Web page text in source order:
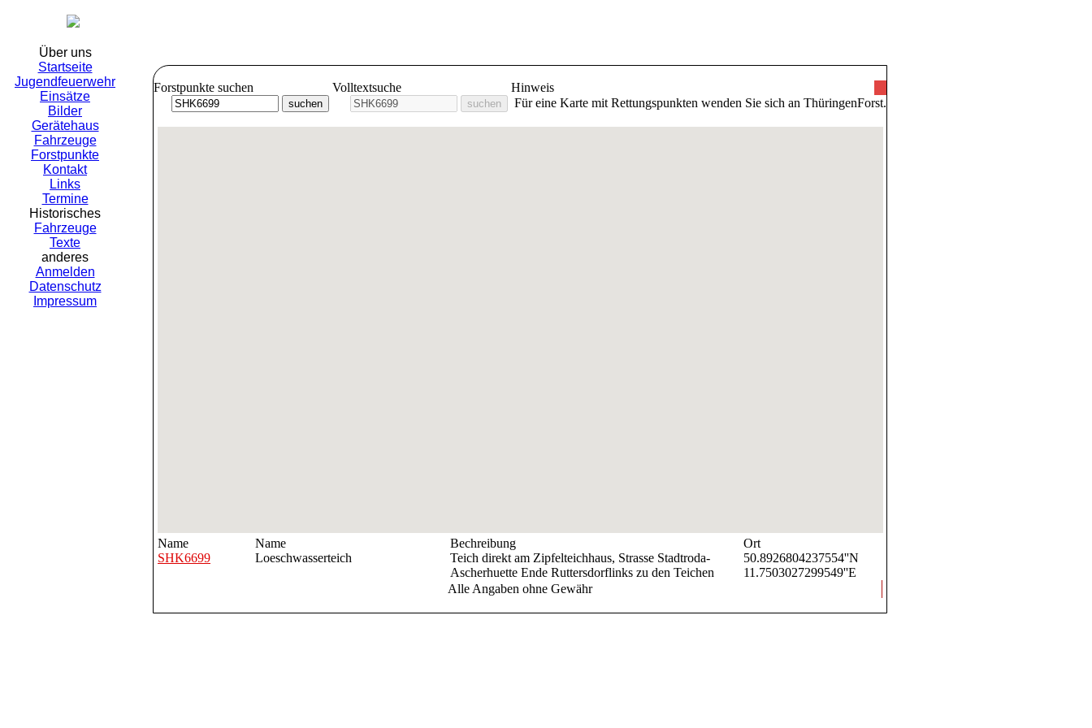
Über uns
Startseite
Jugendfeuerwehr
Einsätze
Bilder
Gerätehaus
Fahrzeuge
Forstpunkte
Kontakt
Links
Termine
Historisches
Fahrzeuge
Texte
anderes
Anmelden
Datenschutz
Impressum
Forstpunkte suchen Volltextsuche
Hinweis
Für eine Karte mit Rettungspunkten wenden Sie sich an ThüringenForst.
Name Name Bechreibung
Ort
SHK6699
Loeschwasserteich
Teich direkt am Zipfelteichhaus, Strasse Stadtroda-
Ascherhuette Ende Ruttersdorflinks zu den Teichen
50.8926804237554''N
11.7503027299549''E
Alle Angaben ohne Gewähr